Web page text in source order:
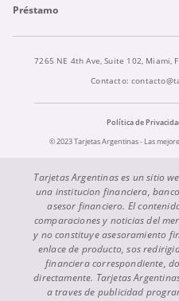
Préstamo
7265 NE 4th Ave, Suite 102, Miami,
Contacto:
Política de
© 2023 Tarjetas Argentinas - Las
Tarjetas Argentinas es un sitio
una institucion financiera,
asesor financiero. El
comparaciones y noticias del
y no constituye asesoramiento
enlace de producto, sos
financiera correspondiente,
directamente. Tarjetas
a traves de publicidad